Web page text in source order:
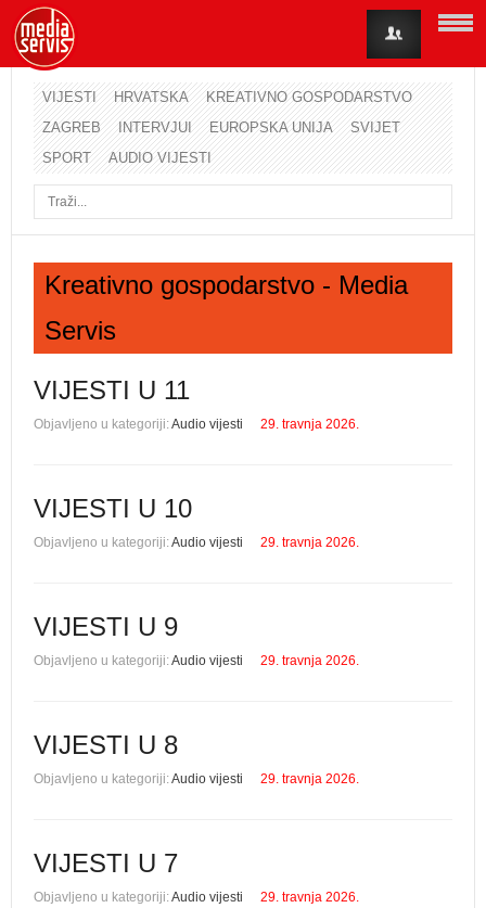
VIJESTI HRVATSKA
KREATIVNO GOSPODARSTVO
ZAGREB
INTERVJUI EUROPSKA UNIJA
SVIJET
SPORT
AUDIO VIJESTI
Kreativno gospodarstvo - Media
Servis
VIJESTI U 11
Objavljeno u kategoriji:Audio vijesti 29. travnja 2026.
VIJESTI U 10
Objavljeno u kategoriji:Audio vijesti 29. travnja 2026.
VIJESTI U 9
Objavljeno u kategoriji:Audio vijesti 29. travnja 2026.
VIJESTI U 8
Objavljeno u kategoriji:Audio vijesti 29. travnja 2026.
VIJESTI U 7
Objavljeno u kategoriji:Audio vijesti 29. travnja 2026.
Korisničko ime
Lozinka